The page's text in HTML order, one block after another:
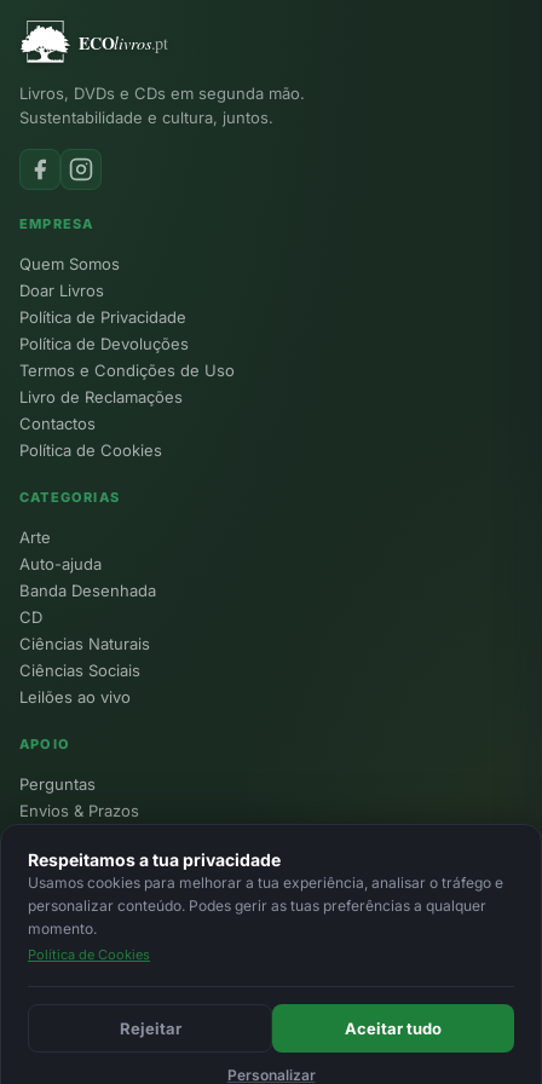
Livros, DVDs e CDs em segunda mão.
Sustentabilidade e cultura, juntos.
EMPRESA
Quem Somos
Doar Livros
Política de Privacidade
Política de Devoluções
Termos e Condições de Uso
Livro de Reclamações
Contactos
Política de Cookies
CATEGORIAS
Arte
Auto-ajuda
Banda Desenhada
CD
Ciências Naturais
Ciências Sociais
Leilões ao vivo
APOIO
Perguntas
Envios & Prazos
Devoluções
Minha Conta
© 2026 Ecolivros. Todos os direitos reservados.
Respeitamos a tua privacidade
Usamos cookies para melhorar a tua experiência, analisar o tráfego e
personalizar conteúdo. Podes gerir as tuas preferências a qualquer
momento.
Política de Cookies
Personalizar
Rejeitar Aceitar tudo